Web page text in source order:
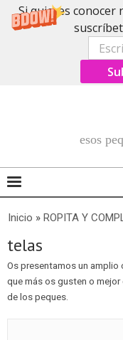
Si quieres conocer
esos
Inicio » ROPITA Y
telas
Os presentamos un
que más os gusten o
de los peques.